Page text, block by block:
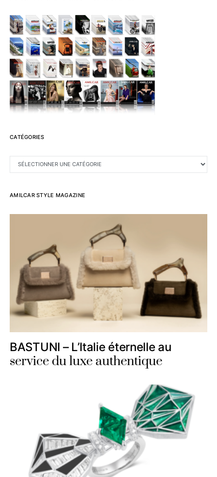
CATÉGORIES
CATÉGORIES
AMILCAR STYLE MAGAZINE
BASTUNI – L’Italie éternelle au
service du luxe authentique